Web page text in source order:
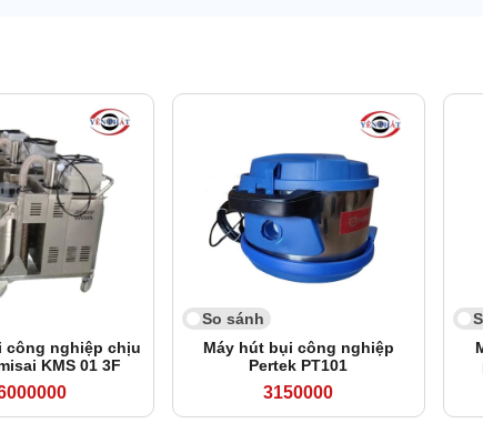
công nghiệp chịu
KMS 01 3F
So sánh
Máy hút bụi công nghiệp
Pertek PT101
3150000